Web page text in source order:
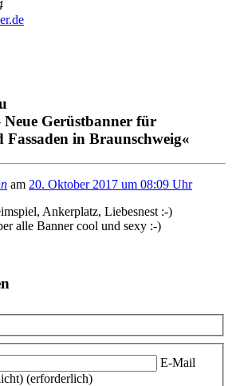
Gerüstbanner für
in Braunschweig«
am 20. Oktober 2017 um 08:09 Uhr
Ankerplatz, Liebesnest :-)
alle Banner cool und sexy :-)
E-Mail
(erforderlich)